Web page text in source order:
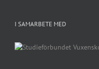
I SAMARBETE MED